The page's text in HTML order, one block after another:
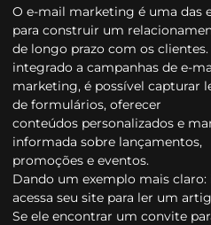
O e-mail marketing é uma das
para construir um
de longo prazo com os
integrado a campanhas de e-
marketing, é possível capturar
de formulários, oferecer
conteúdos personalizados e
informada sobre lançamentos,
promoções e eventos.
Dando um exemplo mais
acessa seu site para ler um
Se ele encontrar um convite